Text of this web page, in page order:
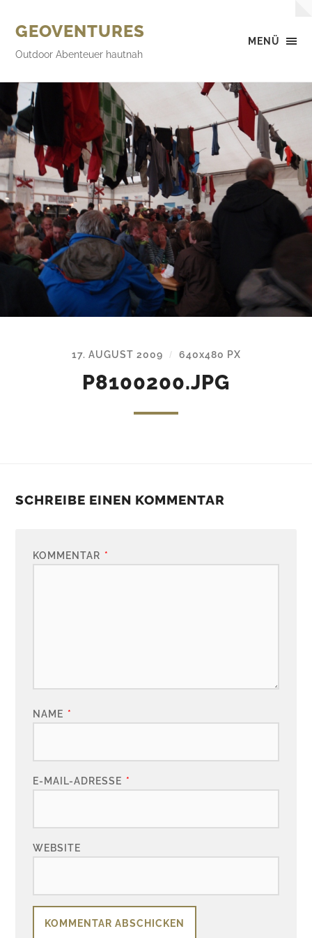
MENÜ
GEOVENTURES
Outdoor Abenteuer hautnah
17. AUGUST 2009 / 640x480 PX
P8100200.JPG
SCHREIBE EINEN KOMMENTAR
KOMMENTAR *
NAME *
E-MAIL-ADRESSE *
WEBSITE